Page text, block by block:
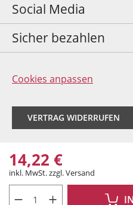
14,22 €
inkl. MwSt. zzgl. Versand
Social Media
Sicher bezahlen
Cookies anpassen
VERTRAG WIDERRUFEN